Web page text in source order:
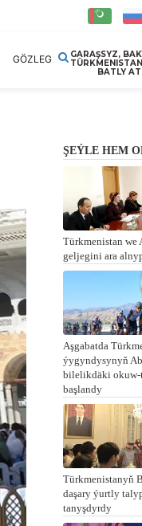
GÖZLEG
GARAŞSYZ,
BATLY
ŞEÝLE HEM
Türkmenistan we
geljegini ara
Aşgabatda
ýygyndysynyň
bilelikdäki okuw-
başlandy
Türkmenistanyň
daşary ýurtly
tanyşdyrdy